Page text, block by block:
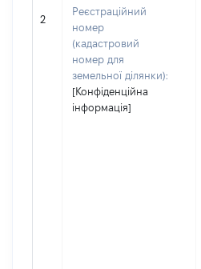
2
Реєстраційний
номер
(кадастровий
номер для
земельної ділянки):
[Конфіденційна
інформація]